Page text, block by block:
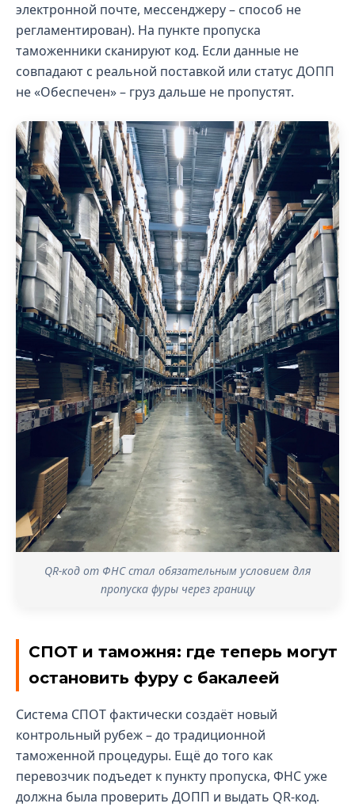
электронной почте, мессенджеру – способ не
регламентирован). На пункте пропуска
таможенники сканируют код. Если данные не
совпадают с реальной поставкой или статус ДОПП
не «Обеспечен» – груз дальше не пропустят.
QR-код от ФНС стал обязательным условием для
пропуска фуры через границу
СПОТ и таможня: где теперь могут
остановить фуру с бакалеей
Система СПОТ фактически создаёт новый
контрольный рубеж – до традиционной
таможенной процедуры. Ещё до того как
перевозчик подъедет к пункту пропуска, ФНС уже
должна была проверить ДОПП и выдать QR-код.